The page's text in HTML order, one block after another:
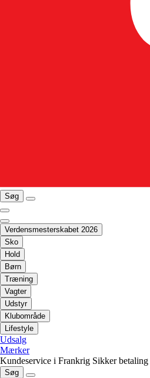
Søg
Verdensmesterskabet 2026
Sko
Hold
Børn
Træning
Vagter
Udstyr
Klubområde
Lifestyle
Udsalg
Mærker
Kundeservice i Frankrig Sikker betaling
Søg